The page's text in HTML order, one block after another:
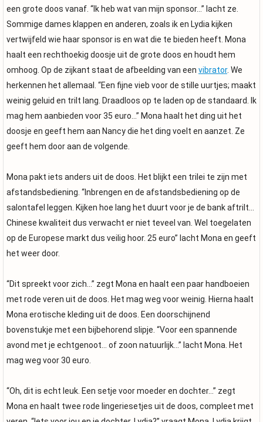
een grote doos vanaf. “Ik heb wat van mijn sponsor…” lacht ze.
Sommige dames klappen en anderen, zoals ik en Lydia kijken
vertwijfeld wie haar sponsor is en wat die te bieden heeft. Mona
haalt een rechthoekig doosje uit de grote doos en houdt hem
omhoog. Op de zijkant staat de afbeelding van een vibrator. We
herkennen het allemaal. “Een fijne vieb voor de stille uurtjes; maakt
weinig geluid en trilt lang. Draadloos op te laden op de standaard. Ik
mag hem aanbieden voor 35 euro…” Mona haalt het ding uit het
doosje en geeft hem aan Nancy die het ding voelt en aanzet. Ze
geeft hem door aan de volgende.
Mona pakt iets anders uit de doos. Het blijkt een trilei te zijn met
afstandsbediening. “Inbrengen en de afstandsbediening op de
salontafel leggen. Kijken hoe lang het duurt voor je de bank aftrilt…
Chinese kwaliteit dus verwacht er niet teveel van. Wel toegelaten
op de Europese markt dus veilig hoor. 25 euro” lacht Mona en geeft
het weer door.
“Dit spreekt voor zich…” zegt Mona en haalt een paar handboeien
met rode veren uit de doos. Het mag weg voor weinig. Hierna haalt
Mona erotische kleding uit de doos. Een doorschijnend
bovenstukje met een bijbehorend slipje. “Voor een spannende
avond met je echtgenoot… of zoon natuurlijk…” lacht Mona. Het
mag weg voor 30 euro.
“Oh, dit is echt leuk. Een setje voor moeder en dochter…” zegt
Mona en haalt twee rode lingeriesetjes uit de doos, compleet met